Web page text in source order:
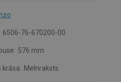
6506-76-670200-00
576 mm
krāsa: Melnraksts